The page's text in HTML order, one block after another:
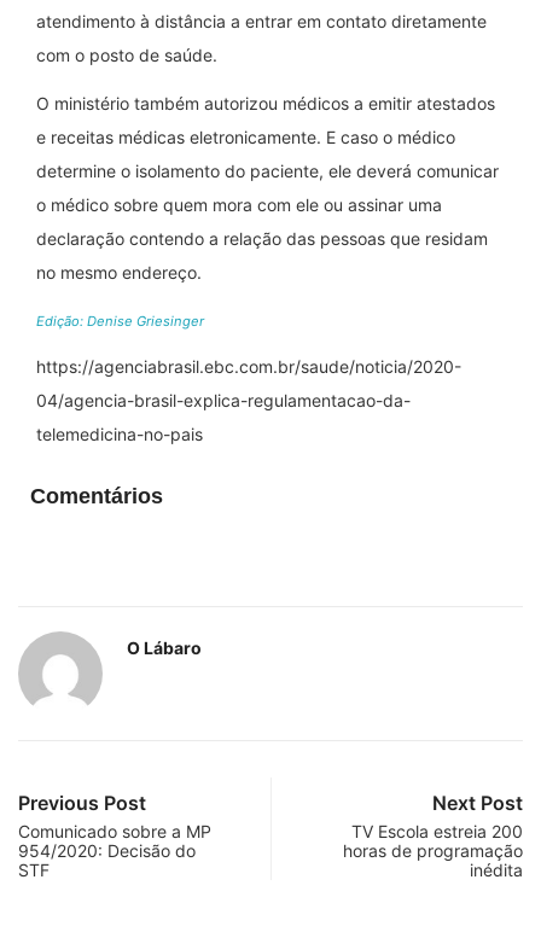
atendimento à distância a entrar em contato diretamente
com o posto de saúde.
O ministério também autorizou médicos a emitir atestados
e receitas médicas eletronicamente. E caso o médico
determine o isolamento do paciente, ele deverá comunicar
o médico sobre quem mora com ele ou assinar uma
declaração contendo a relação das pessoas que residam
no mesmo endereço.
Edição: Denise Griesinger
https://agenciabrasil.ebc.com.br/saude/noticia/2020-
04/agencia-brasil-explica-regulamentacao-da-
telemedicina-no-pais
Comentários
O Lábaro
Previous Post
Comunicado sobre a MP
954/2020: Decisão do
STF
Next Post
TV Escola estreia 200
horas de programação
inédita